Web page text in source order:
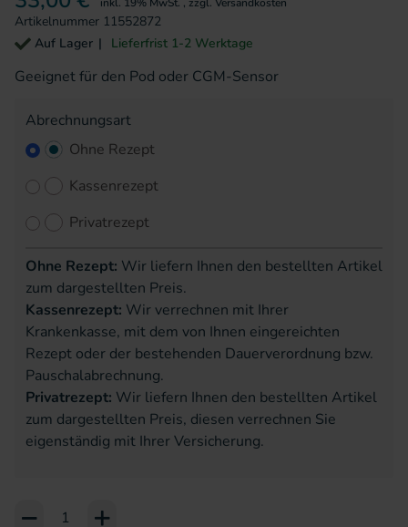
Artikelnummer 11552872
Auf Lager
Lieferfrist 1-2 Werktage
Geeignet für den Pod oder CGM-Sensor
Abrechnungsart
Ohne Rezept
Kassenrezept
Privatrezept
Ohne Rezept: Wir liefern Ihnen den bestellten Artikel
zum dargestellten Preis.
Kassenrezept: Wir verrechnen mit Ihrer
Krankenkasse, mit dem von Ihnen eingereichten
Rezept oder der bestehenden Dauerverordnung bzw.
Pauschalabrechnung.
Privatrezept: Wir liefern Ihnen den bestellten Artikel
zum dargestellten Preis, diesen verrechnen Sie
eigenständig mit Ihrer Versicherung.
Add to Cart or Wish List